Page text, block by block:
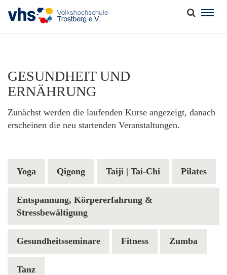
GESUNDHEIT UND
ERNÄHRUNG
Zunächst werden die laufenden Kurse angezeigt, danach
erscheinen die neu startenden Veranstaltungen.
Yoga Qigong Taiji | Tai-Chi Pilates
Entspannung, Körpererfahrung &
Stressbewältigung
Gesundheitsseminare Fitness Zumba
Tanz